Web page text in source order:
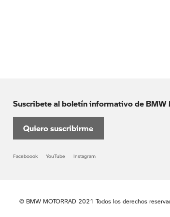
Suscribete al boletín informativo de BMW
Quiero suscribirme
Faceboook YouTube Instagram
© BMW MOTORRAD 2021 Todos los derechos